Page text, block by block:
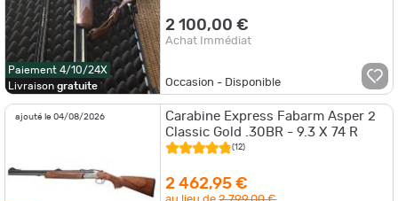
Paiement 4/10/24X
Livraison gratuite
2 100,00 €
Achat Immédiat
Occasion - Disponible
ajouté le 04/08/2026
Carabine Express Fabarm Asper 2
Classic Gold .30BR - 9.3 X 74 R
(12)
2 462,95 €